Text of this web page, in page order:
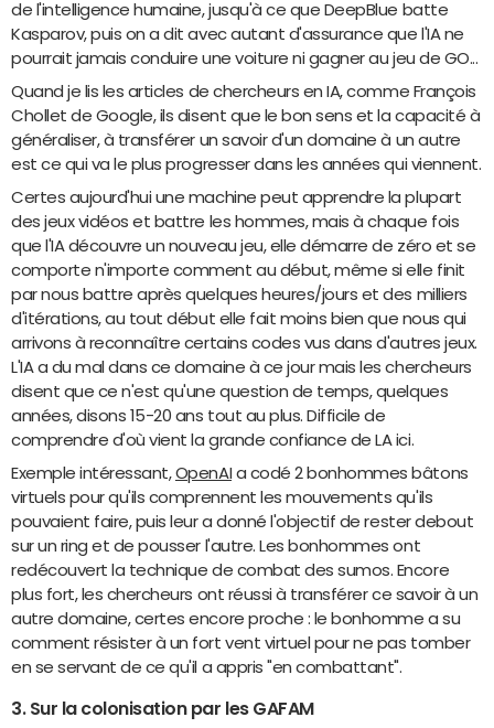
de l'intelligence humaine, jusqu'à ce que DeepBlue batte
Kasparov, puis on a dit avec autant d'assurance que l'IA ne
pourrait jamais conduire une voiture ni gagner au jeu de GO...
Quand je lis les articles de chercheurs en IA, comme François
Chollet de Google, ils disent que le bon sens et la capacité à
généraliser, à transférer un savoir d'un domaine à un autre
est ce qui va le plus progresser dans les années qui viennent.
Certes aujourd'hui une machine peut apprendre la plupart
des jeux vidéos et battre les hommes, mais à chaque fois
que l'IA découvre un nouveau jeu, elle démarre de zéro et se
comporte n'importe comment au début, même si elle finit
par nous battre après quelques heures/jours et des milliers
d'itérations, au tout début elle fait moins bien que nous qui
arrivons à reconnaître certains codes vus dans d'autres jeux.
L'IA a du mal dans ce domaine à ce jour mais les chercheurs
disent que ce n'est qu'une question de temps, quelques
années, disons 15-20 ans tout au plus. Difficile de
comprendre d'où vient la grande confiance de LA ici.
Exemple intéressant, OpenAI a codé 2 bonhommes bâtons
virtuels pour qu'ils comprennent les mouvements qu'ils
pouvaient faire, puis leur a donné l'objectif de rester debout
sur un ring et de pousser l'autre. Les bonhommes ont
redécouvert la technique de combat des sumos. Encore
plus fort, les chercheurs ont réussi à transférer ce savoir à un
autre domaine, certes encore proche : le bonhomme a su
comment résister à un fort vent virtuel pour ne pas tomber
en se servant de ce qu'il a appris "en combattant".
3. Sur la colonisation par les GAFAM